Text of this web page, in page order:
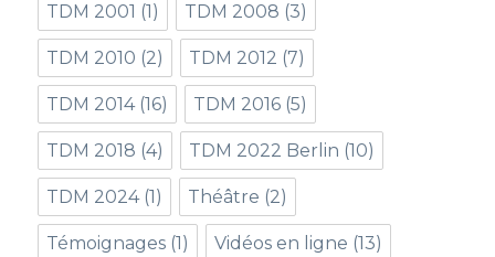
TDM 2001 (1) TDM 2008 (3)
TDM 2010 (2) TDM 2012 (7)
TDM 2014(16) TDM 2016 (5)
TDM 2018 (4) TDM 2022 Berlin (10)
TDM 2024(1) Théâtre (2)
Témoignages (1) Vidéos en ligne (13)